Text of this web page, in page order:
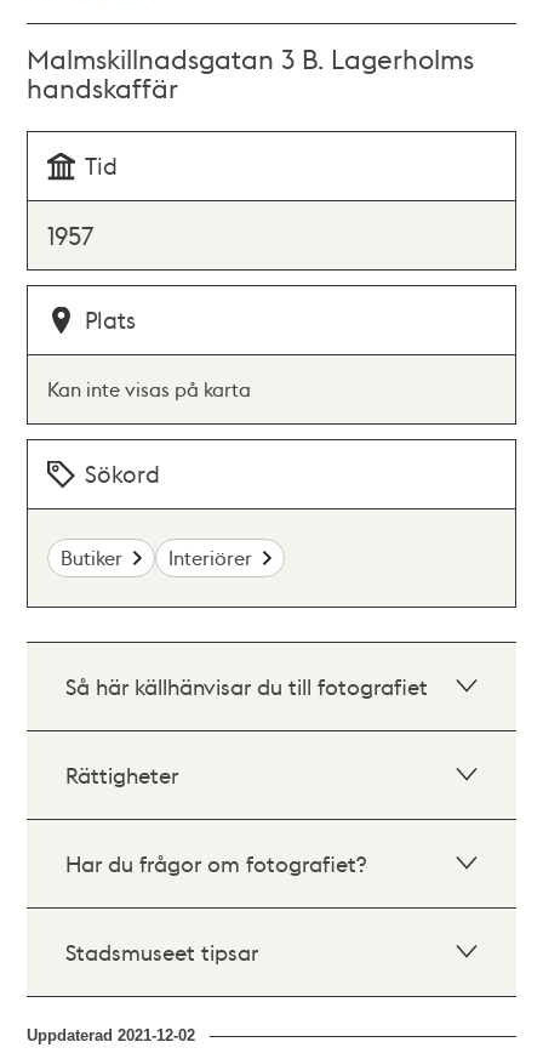
Malmskillnadsgatan 3 B. Lagerholms
handskaffär
Tid
1957
Plats
Kan inte visas på karta
Sökord
Butiker Interiörer
Så här källhänvisar du till fotografiet
Rättigheter
Har du frågor om fotografiet?
Stadsmuseet tipsar
Uppdaterad2021-12-02